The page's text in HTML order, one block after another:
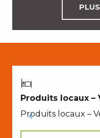
Produits locaux –
Produits locaux –